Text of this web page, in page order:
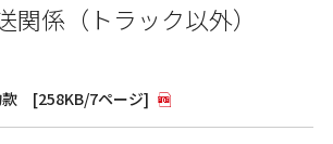
関係（トラック以外）
款 [258KB/7ページ]